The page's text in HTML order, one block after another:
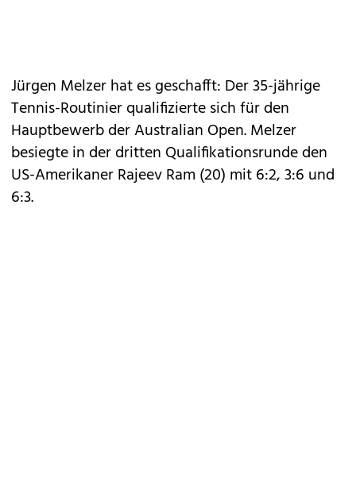
Jürgen Melzer hat es geschafft: Der 35-jährige
Tennis-Routinier qualifizierte sich für den
Hauptbewerb der Australian Open. Melzer
besiegte in der dritten Qualifikationsrunde den
US-Amerikaner Rajeev Ram (20) mit 6:2, 3:6 und
6:3.